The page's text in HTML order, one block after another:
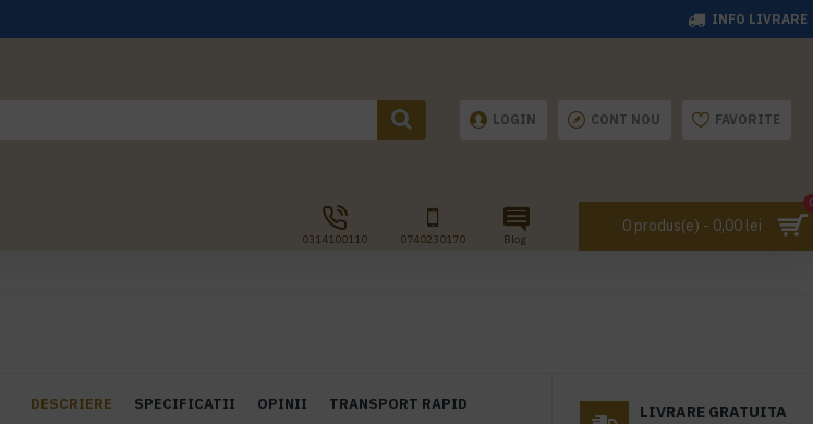
INFO LIVRARE
LOGIN CONT NOU FAVORITE
0314100110 0740230170 Blog
0 produs(e) - 0,00 lei
DESCRIERE SPECIFICATII OPINII TRANSPORT RAPID LIVRARE GRATUITA